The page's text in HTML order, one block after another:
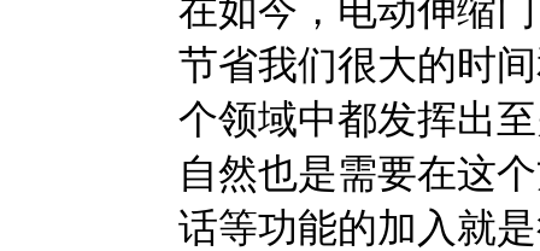
在如今，电动伸缩
节省我们很大的时
个领域中都发挥出
自然也是需要在这
话等功能的加入就